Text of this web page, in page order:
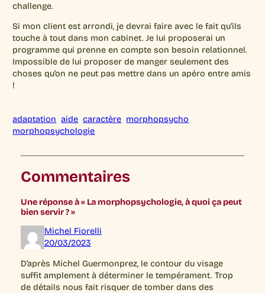
challenge.
Si mon client est arrondi, je devrai faire avec le fait qu’ils
touche à tout dans mon cabinet. Je lui proposerai un
programme qui prenne en compte son besoin relationnel.
Impossible de lui proposer de manger seulement des
choses qu’on ne peut pas mettre dans un apéro entre amis
!
adaptation aide caractère morphopsycho
morphopsychologie
Commentaires
Une réponse à « La morphopsychologie, à quoi ça peut
bien servir ? »
Michel Fiorelli
20/03/2023
D’après Michel Guermonprez, le contour du visage
suffit amplement à déterminer le tempérament. Trop
de détails nous fait risquer de tomber dans des